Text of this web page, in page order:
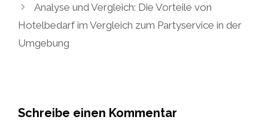
Analyse und Vergleich: Die Vorteile von
Hotelbedarf im Vergleich zum Partyservice in der
Umgebung
Schreibe einen Kommentar